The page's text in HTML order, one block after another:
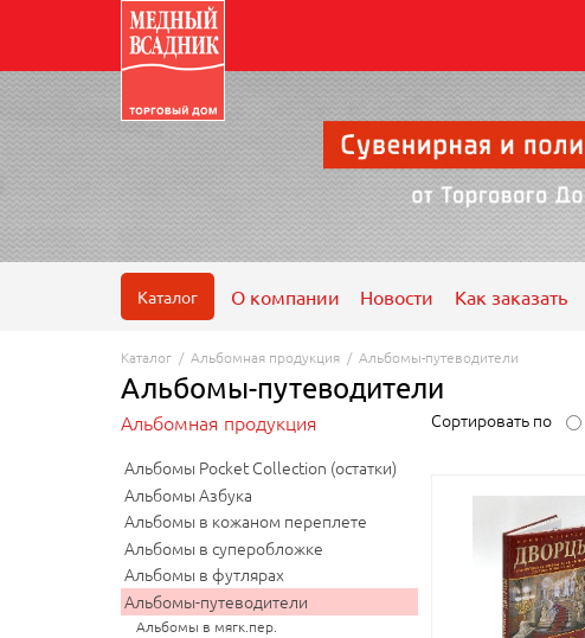
Каталог О компании Новости Как заказать
Каталог / Альбомная продукция / Альбомы-путеводители
Альбомы-путеводители
Альбомная продукция
Альбомы Pocket Collection (остатки)
Альбомы Азбука
Альбомы в кожаном переплете
Альбомы в суперобложке
Альбомы в футлярах
Альбомы-путеводители
Альбомы в мягк.пер.
Сортировать по